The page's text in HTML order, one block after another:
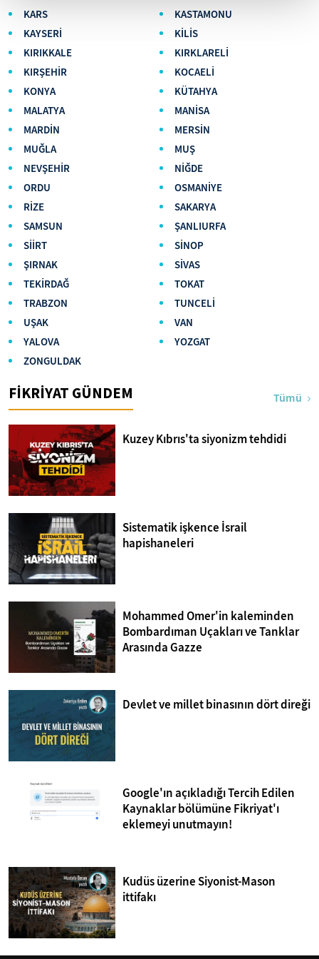
KARS
KASTAMONU
KAYSERİ
KİLİS
KIRIKKALE
KIRKLARELİ
KIRŞEHİR
KOCAELİ
KONYA
KÜTAHYA
MALATYA
MANİSA
MARDİN
MERSİN
MUĞLA
MUŞ
NEVŞEHİR
NİĞDE
ORDU
OSMANİYE
RİZE
SAKARYA
SAMSUN
ŞANLIURFA
SİİRT
SİNOP
ŞIRNAK
SİVAS
TEKİRDAĞ
TOKAT
TRABZON
TUNCELİ
UŞAK
VAN
YALOVA
YOZGAT
ZONGULDAK
FİKRİYAT GÜNDEM Tümü
Kuzey Kıbrıs'ta siyonizm tehdidi
Sistematik işkence İsrail
hapishaneleri
Mohammed Omer'in kaleminden
Bombardıman Uçakları ve Tanklar
Arasında Gazze
Devlet ve millet binasının dört direği
Google'ın açıkladığı Tercih Edilen
Kaynaklar bölümüne Fikriyat'ı
eklemeyi unutmayın!
Kudüs üzerine Siyonist-Mason
ittifakı